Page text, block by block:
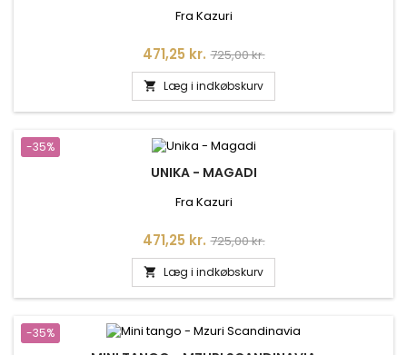
Fra Kazuri
Pris
471,25 kr. Normalpris
725,00 kr.
 Læg i indkøbskurv
-35%
UNIKA - MAGADI
Fra Kazuri
Pris
471,25 kr. Normalpris
725,00 kr.
 Læg i indkøbskurv
-35%